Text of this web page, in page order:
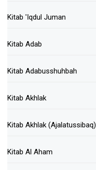
Kitab 'Iqdul Juman
Kitab Adab
Kitab Adabusshuhbah
Kitab Akhlak
Kitab Akhlak (Ajalatussibaq)
Kitab Al Aham